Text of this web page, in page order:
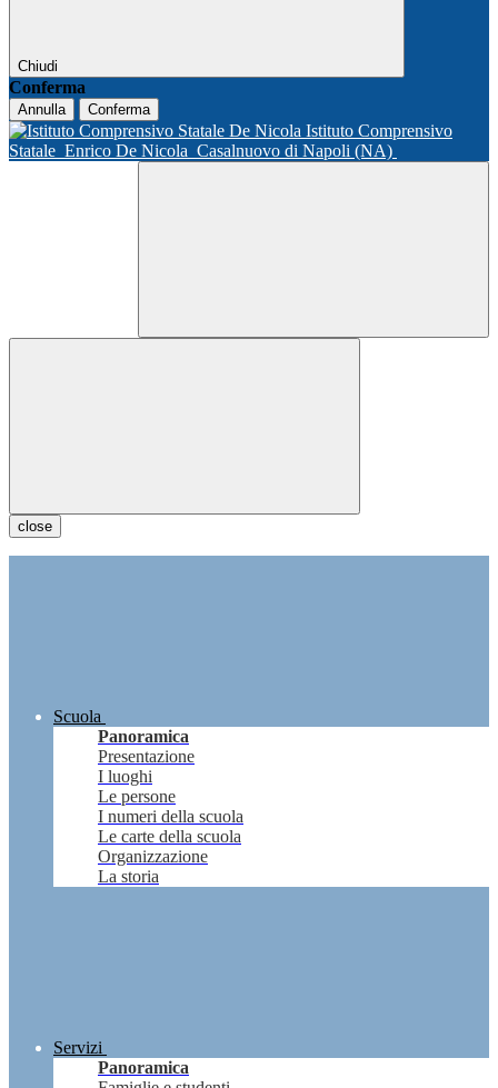
Chiudi
Conferma
Annulla Conferma
Istituto Comprensivo
Statale Enrico De Nicola Casalnuovo di Napoli (NA)
close
Scuola
Panoramica
Presentazione
I luoghi
Le persone
I numeri della scuola
Le carte della scuola
Organizzazione
La storia
Servizi
Panoramica